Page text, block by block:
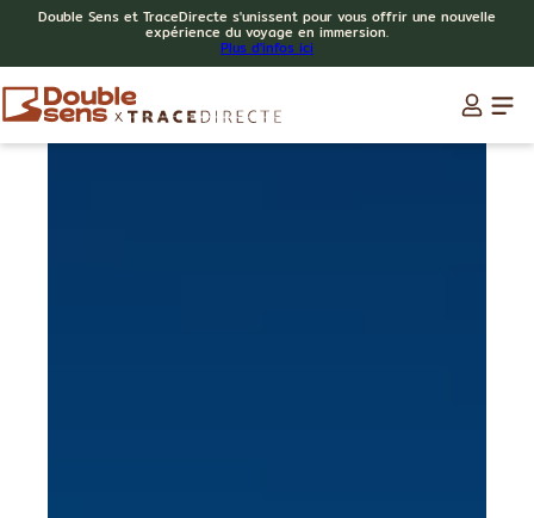
Double Sens et TraceDirecte s'unissent pour vous offrir une nouvelle
expérience du voyage en immersion.
Plus d'infos ici